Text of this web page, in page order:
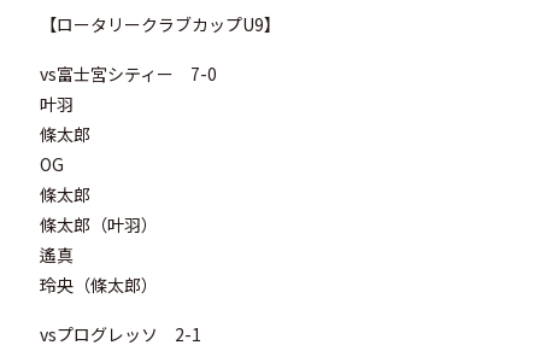
【ロータリークラブカップU9】
vs富士宮シティー 7-0
叶羽
條太郎
OG
條太郎
條太郎（叶羽）
遙真
玲央（條太郎）
vsプログレッソ 2-1